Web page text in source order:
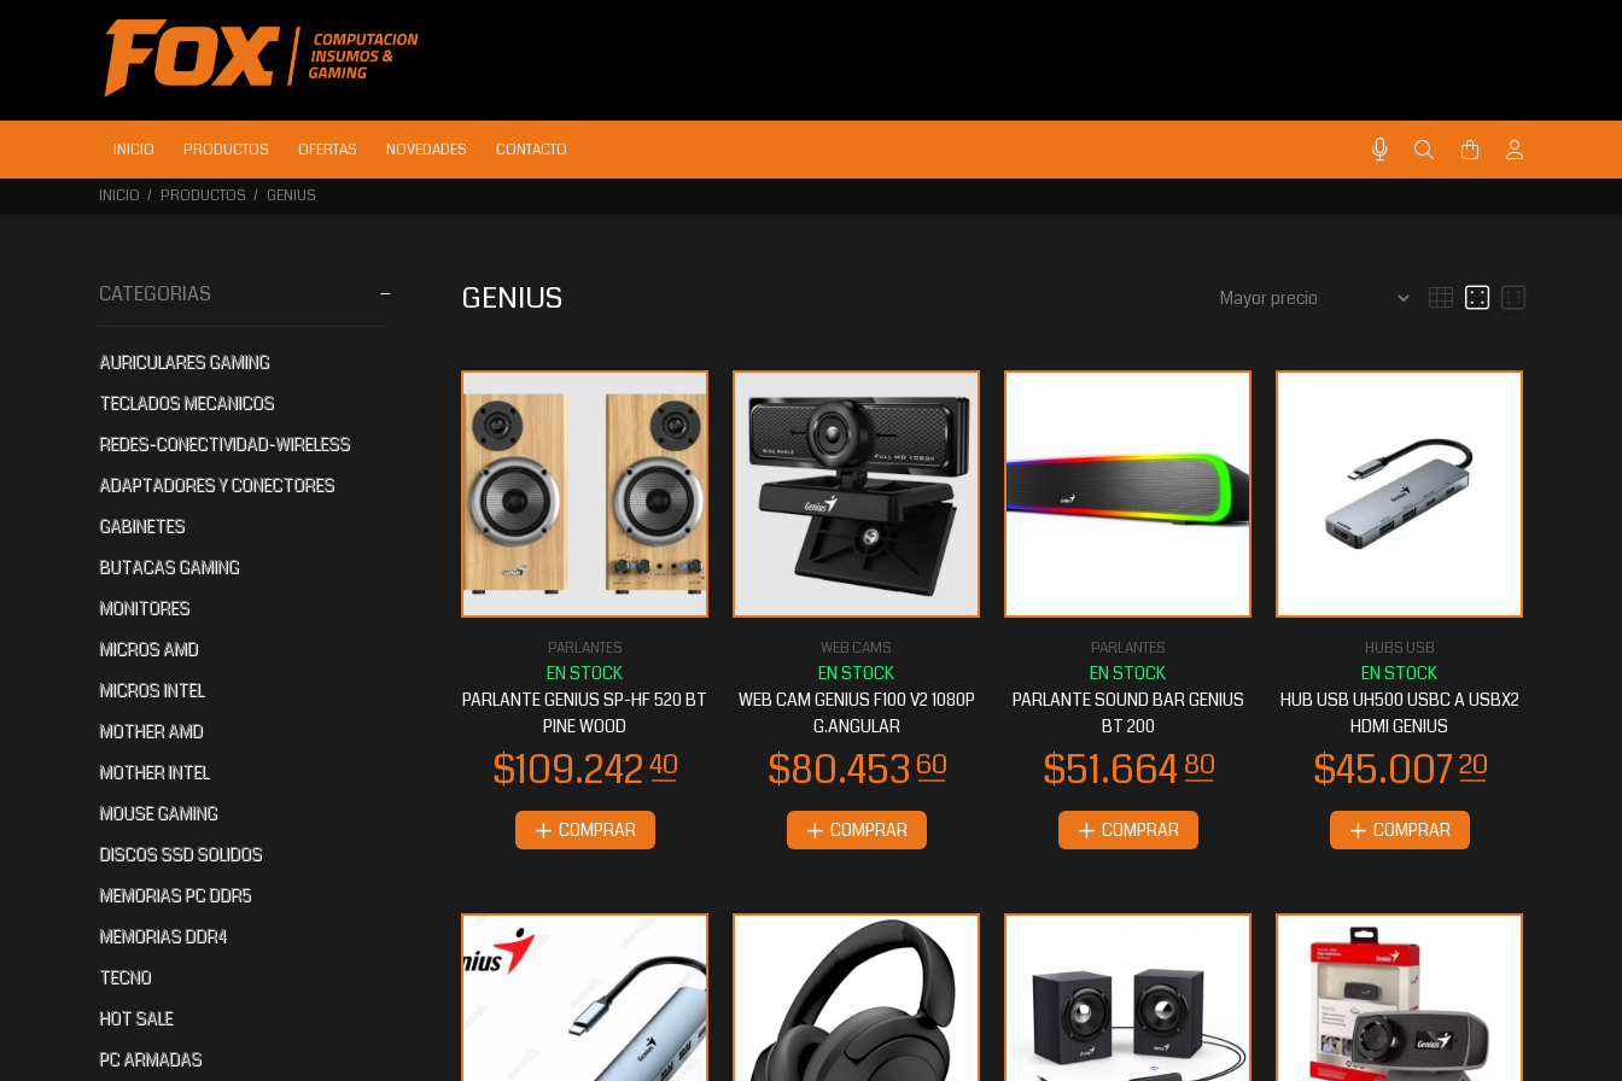
INICIO PRODUCTOS OFERTAS NOVEDADES CONTACTO
INICIO PRODUCTOS GENIUS
CATEGORIAS
AURICULARES GAMING
TECLADOS MECANICOS
REDES-CONECTIVIDAD-WIRELESS
ADAPTADORES Y CONECTORES
GABINETES
BUTACAS GAMING
MONITORES
MICROS AMD
MICROS INTEL
MOTHER AMD
MOTHER INTEL
MOUSE GAMING
DISCOS SSD SOLIDOS
MEMORIAS PC DDR5
MEMORIAS DDR4
TECNO
HOT SALE
PC ARMADAS
GENIUS
PARLANTES
PARLANTE GENIUS SP-HF 520 BT
PINE WOOD
COMPRAR
WEB CAMS
WEB CAM GENIUS F100 V2 1080P
G.ANGULAR
COMPRAR
PARLANTES
PARLANTE SOUND BAR GENIUS
BT 200
COMPRAR
HUBS USB
HUB USB UH500 USBC A USBX2
HDMI GENIUS
COMPRAR
$40.73600
$25.627